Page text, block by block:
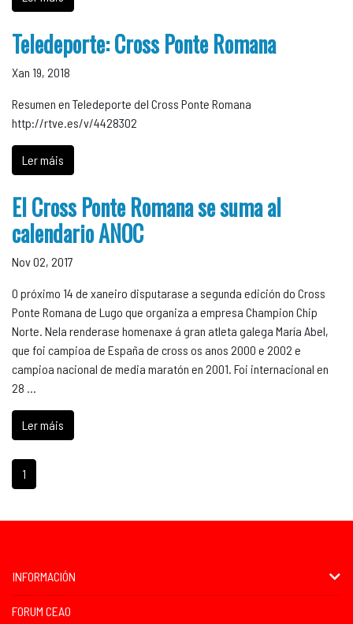
Teledeporte: Cross Ponte Romana
Xan 19, 2018
Resumen en Teledeporte del Cross Ponte Romana
http://rtve.es/v/4428302
Ler máis
El Cross Ponte Romana se suma al
calendario ANOC
Nov 02, 2017
O próximo 14 de xaneiro disputarase a segunda edición do Cross
Ponte Romana de Lugo que organiza a empresa Champion Chip
Norte. Nela renderase homenaxe á gran atleta galega María Abel,
que foi campioa de España de cross os anos 2000 e 2002 e
campioa nacional de media maratón en 2001. Foi internacional en
28 …
Ler máis
1
INFORMACIÓN
FORUM CEAO